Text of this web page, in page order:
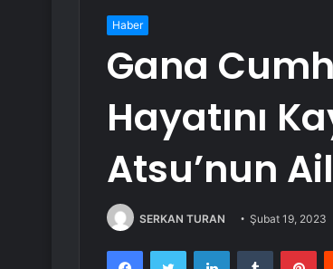
Haber
Gana
Hayatını
Atsu’nun
SERKAN TURAN Şubat 19, 2023
FacebookTwitter LinkedInTumblr